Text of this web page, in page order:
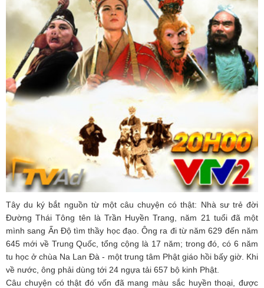
Tây du ký bắt nguồn từ một câu chuyện có thật: Nhà sư trẻ đời
Đường Thái Tông tên là Trần Huyền Trang, năm 21 tuổi đã một
mình sang Ấn Độ tìm thầy học đạo. Ông ra đi từ năm 629 đến năm
645 mới về Trung Quốc, tổng cộng là 17 năm; trong đó, có 6 năm
tu học ở chùa Na Lan Đà - một trung tâm Phật giáo hồi bấy giờ. Khi
về nước, ông phải dùng tới 24 ngựa tải 657 bộ kinh Phật.
Câu chuyện có thật đó vốn đã mang màu sắc huyền thoại, được